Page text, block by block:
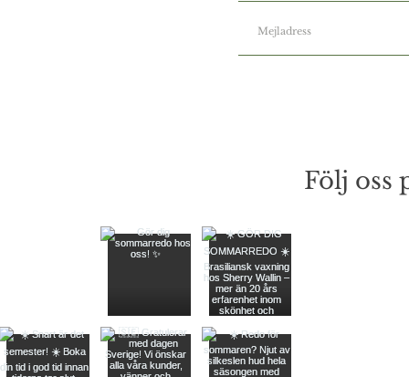
Följ oss